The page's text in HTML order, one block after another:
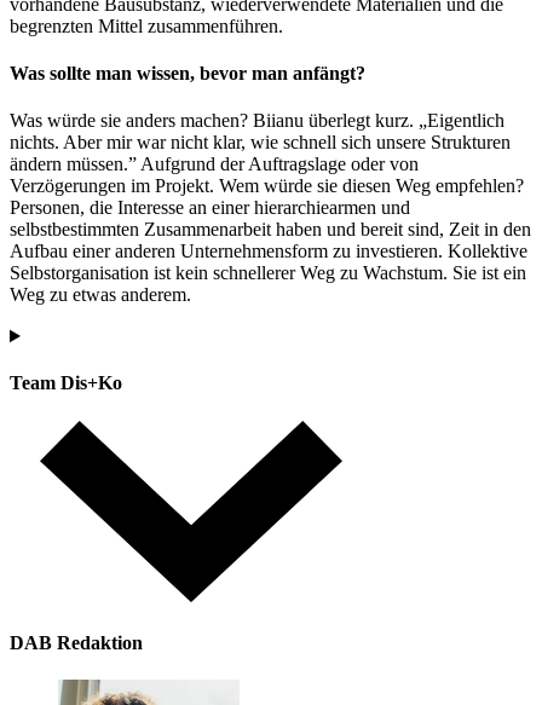
begrenzten Mittel zusammenführen.
Was sollte man wissen, bevor man anfängt?
Was würde sie anders machen? Biianu überlegt kurz. „Eigentlich
nichts. Aber mir war nicht klar, wie schnell sich unsere Strukturen
ändern müssen.” Aufgrund der Auftragslage oder von
Verzögerungen im Projekt. Wem würde sie diesen Weg empfehlen?
Personen, die Interesse an einer hierarchiearmen und
selbstbestimmten Zusammenarbeit haben und bereit sind, Zeit in den
Aufbau einer anderen Unternehmensform zu investieren. Kollektive
Selbstorganisation ist kein schnellerer Weg zu Wachstum. Sie ist ein
Weg zu etwas anderem.
Team Dis+Ko
DAB Redaktion